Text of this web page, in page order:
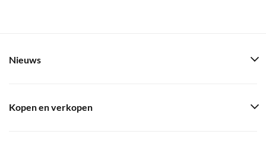
Nieuws
Kopen en verkopen